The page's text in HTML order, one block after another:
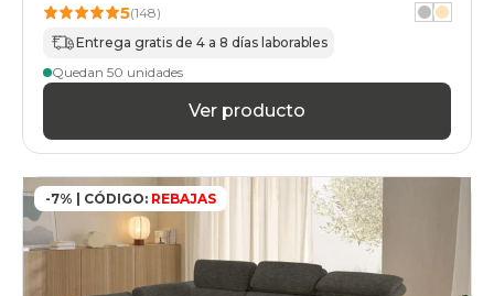
5(148)
Entrega gratis de 4 a 8 días laborables
Quedan 50 unidades
Ver producto
-7% | CÓDIGO: REBAJAS